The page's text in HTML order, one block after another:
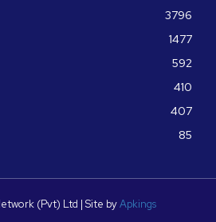
3796
1477
592
410
407
85
(Pvt) Ltd | Site byApkings